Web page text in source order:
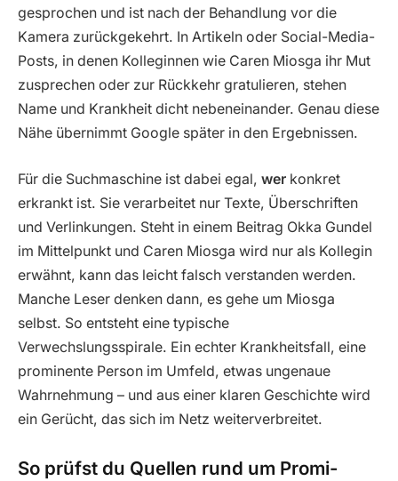
gesprochen und ist nach der Behandlung vor die
Kamera zurückgekehrt. In Artikeln oder Social-Media-
Posts, in denen Kolleginnen wie Caren Miosga ihr Mut
zusprechen oder zur Rückkehr gratulieren, stehen
Name und Krankheit dicht nebeneinander. Genau diese
Nähe übernimmt Google später in den Ergebnissen.
Für die Suchmaschine ist dabei egal, wer konkret
erkrankt ist. Sie verarbeitet nur Texte, Überschriften
und Verlinkungen. Steht in einem Beitrag Okka Gundel
im Mittelpunkt und Caren Miosga wird nur als Kollegin
erwähnt, kann das leicht falsch verstanden werden.
Manche Leser denken dann, es gehe um Miosga
selbst. So entsteht eine typische
Verwechslungsspirale. Ein echter Krankheitsfall, eine
prominente Person im Umfeld, etwas ungenaue
Wahrnehmung – und aus einer klaren Geschichte wird
ein Gerücht, das sich im Netz weiterverbreitet.
So prüfst du Quellen rund um Promi-